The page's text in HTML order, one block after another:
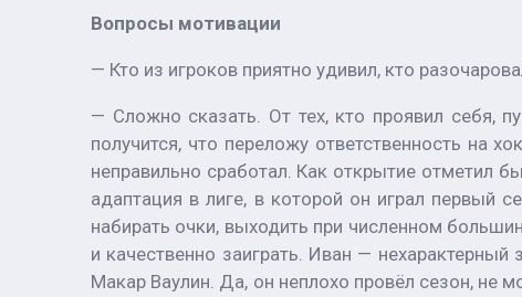
Вопросы мотивации
— Кто из игроков приятно удивил, кто
— Сложно сказать. От тех, кто проявил себя,
получится, что переложу ответственность на
неправильно сработал. Как открытие отметил
адаптация в лиге, в которой он играл первый
набирать очки, выходить при численном
и качественно заиграть. Иван —
Макар Ваулин. Да, он неплохо провёл сезон, не